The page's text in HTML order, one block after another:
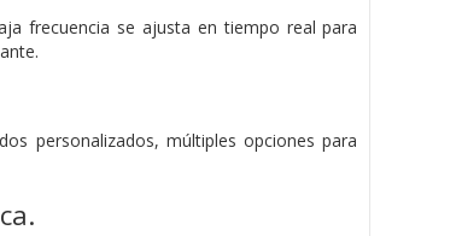
frecuencia se ajusta en tiempo real para
personalizados, múltiples opciones para